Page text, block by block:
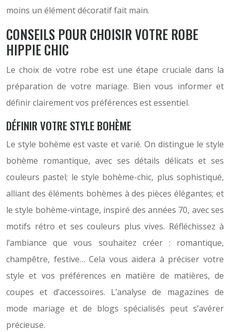
moins un élément décoratif fait main.
CONSEILS POUR CHOISIR VOTRE ROBE
HIPPIE CHIC
Le choix de votre robe est une étape cruciale dans la
préparation de votre mariage. Bien vous informer et
définir clairement vos préférences est essentiel.
DÉFINIR VOTRE STYLE BOHÈME
Le style bohème est vaste et varié. On distingue le style
bohème romantique, avec ses détails délicats et ses
couleurs pastel; le style bohème-chic, plus sophistiqué,
alliant des éléments bohèmes à des pièces élégantes; et
le style bohème-vintage, inspiré des années 70, avec ses
motifs rétro et ses couleurs plus vives. Réfléchissez à
l’ambiance que vous souhaitez créer : romantique,
champêtre, festive… Cela vous aidera à préciser votre
style et vos préférences en matière de matières, de
coupes et d’accessoires. L’analyse de magazines de
mode mariage et de blogs spécialisés peut s’avérer
précieuse.